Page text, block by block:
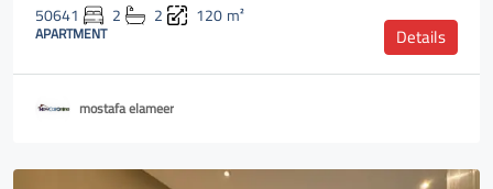
50641 2 2 120m²
APARTMENT Details
mostafa elameer